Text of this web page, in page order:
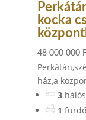
kocka
48 000 000
ház,a
3
1